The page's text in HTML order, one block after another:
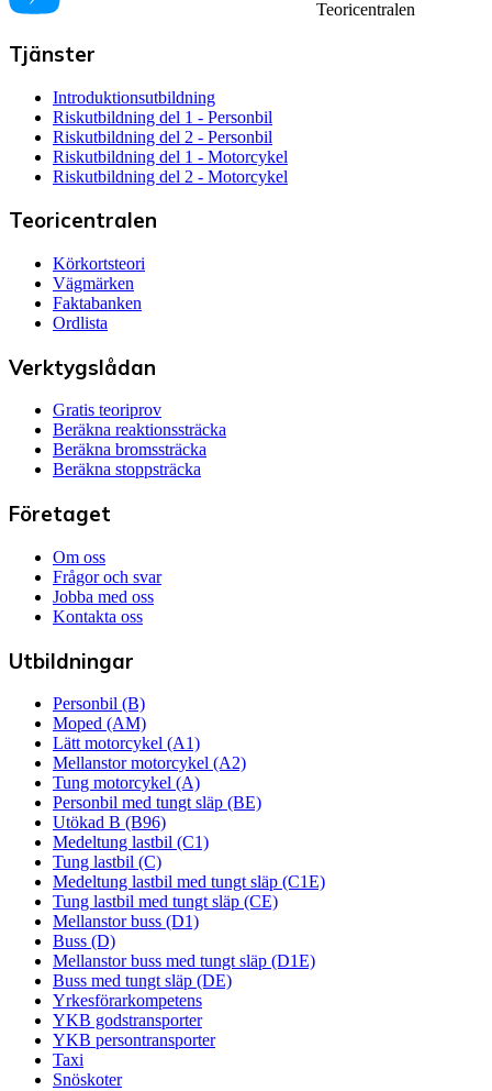
Teoricentralen
Tjänster
Introduktionsutbildning
Riskutbildning del 1 - Personbil
Riskutbildning del 2 - Personbil
Riskutbildning del 1 - Motorcykel
Riskutbildning del 2 - Motorcykel
Teoricentralen
Körkortsteori
Vägmärken
Faktabanken
Ordlista
Verktygslådan
Gratis teoriprov
Beräkna reaktionssträcka
Beräkna bromssträcka
Beräkna stoppsträcka
Företaget
Om oss
Frågor och svar
Jobba med oss
Kontakta oss
Utbildningar
Personbil (B)
Moped (AM)
Lätt motorcykel (A1)
Mellanstor motorcykel (A2)
Tung motorcykel (A)
Personbil med tungt släp (BE)
Utökad B (B96)
Medeltung lastbil (C1)
Tung lastbil (C)
Medeltung lastbil med tungt släp (C1E)
Tung lastbil med tungt släp (CE)
Mellanstor buss (D1)
Buss (D)
Mellanstor buss med tungt släp (D1E)
Buss med tungt släp (DE)
Yrkesförarkompetens
YKB godstransporter
YKB persontransporter
Taxi
Snöskoter